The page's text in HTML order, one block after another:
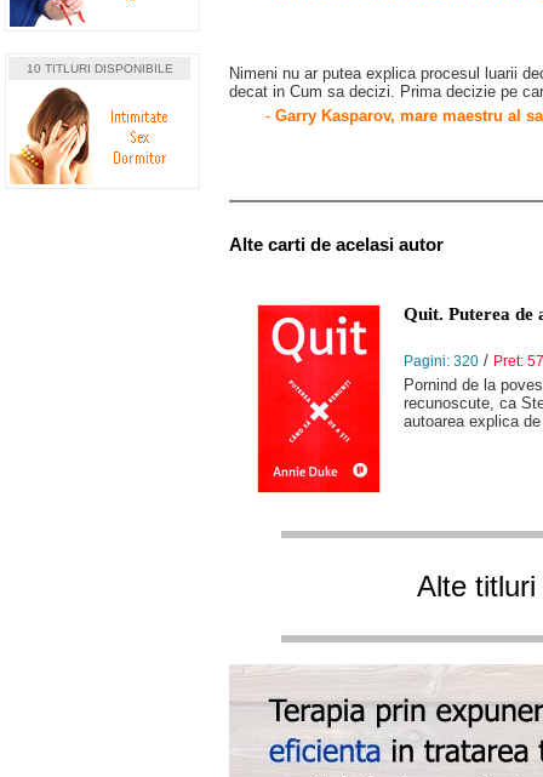
10 TITLURI DISPONIBILE
Nimeni nu ar putea explica procesul luarii
decat in Cum sa decizi. Prima decizie pe
- Garry Kasparov, mare maestru al
Alte carti de acelasi autor
Quit. Puterea de
Pagini: 320 / Pret:
Pornind de la
recunoscute, ca
autoarea explica
Alte